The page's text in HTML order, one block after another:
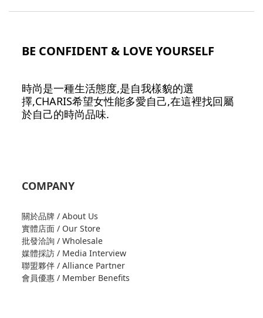
BE CONFIDENT & LOVE YOURSELF
時尚是一種生活態度,是自我樣貌的選
擇,CHARIS希望女性能多愛自己,在這裡找回屬
於自己的時尚品味.
COMPANY
關於品牌 / About Us
實體店面 / Our Store
批發洽詢 / Wholesale
媒體採訪 / Media Interview
聯盟夥伴 / Alliance Partner
會員優惠 / Member Benefits